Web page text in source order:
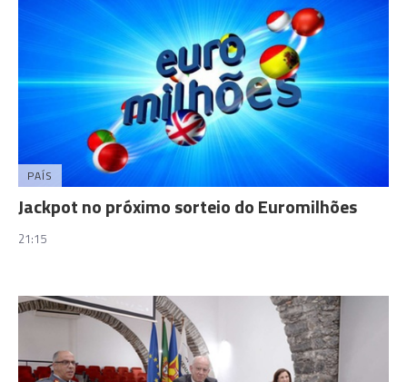
PAÍS
Jackpot no próximo sorteio do Euromilhões
21:15